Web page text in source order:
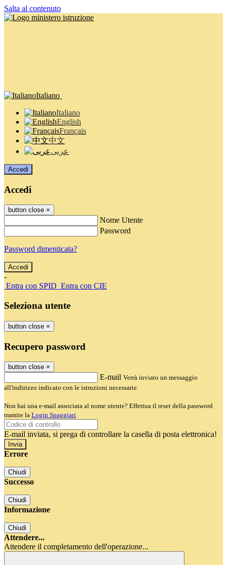
Salta al contenuto
Italiano
Italiano
English
Français
中文
عربى
Accedi
Accedi
button close ×
Nome Utente
Password
Password dimenticata?
-
Entra con SPID Entra con CIE
Seleziona utente
button close ×
Recupero password
button close ×
E-mail Verrà inviato un messaggio
all'indirizzo indicato con le istruzioni necessarie.
Non hai una e-mail associata al nome utente? Effettua il reset della password
tramite la Login Spaggiari
E-mail inviata, si prega di controllare la casella di posta elettronica!
Errore
Chiudi
Successo
Chiudi
Informazione
Chiudi
Attendere...
Attendere il completamento dell'operazione...